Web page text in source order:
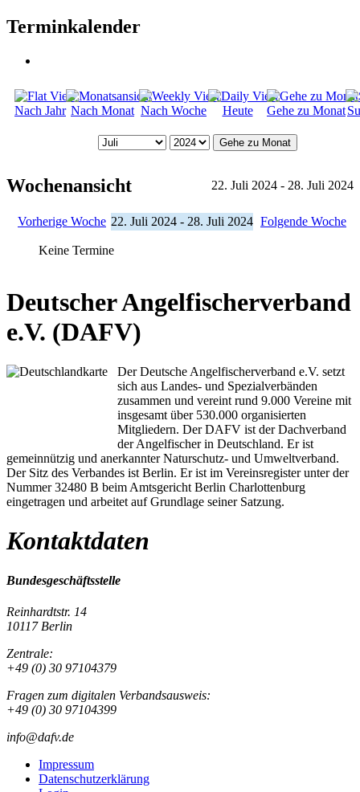
Terminkalender
Nach Jahr Nach Monat Nach Woche Heute Gehe zu Monat
Gehe zu Monat
Wochenansicht 22. Juli 2024 - 28. Juli 2024
Vorherige Woche 22. Juli 2024 - 28. Juli 2024 Folgende Woche
Keine Termine
Deutscher Angelfischerverband
e.V. (DAFV)
Der Deutsche Angelfischerverband e.V. setzt
sich aus Landes- und Spezialverbänden
zusammen und vereint rund 9.000 Vereine mit
insgesamt über 530.000 organisierten
Mitgliedern. Der DAFV ist der Dachverband
der Angelfischer in Deutschland. Er ist
gemeinnützig und anerkannter Naturschutz- und Umweltverband.
Der Sitz des Verbandes ist Berlin. Er ist im Vereinsregister unter der
Nummer 32480 B beim Amtsgericht Berlin Charlottenburg
eingetragen und arbeitet auf Grundlage seiner Satzung.
Kontaktdaten
Bundesgeschäftsstelle
Reinhardtstr. 14
10117 Berlin
Zentrale:
+49 (0) 30 97104379
Fragen zum digitalen Verbandsausweis:
+49 (0) 30 97104399
info@dafv.de
Impressum
Datenschutzerklärung